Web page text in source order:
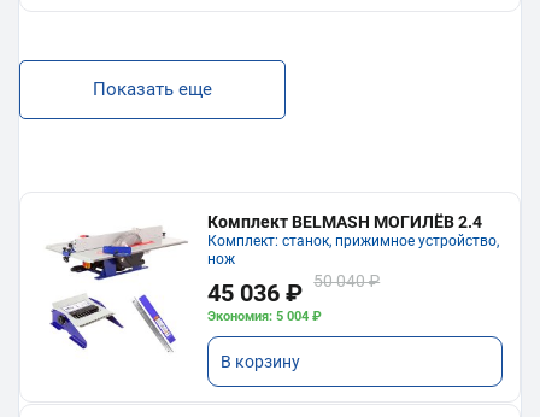
Показать еще
Комплект BELMASH МОГИЛЁВ 2.4
Комплект: станок, прижимное устройство,
нож
45 036 ₽ 50 040 ₽
Экономия: 5 004 ₽
В корзину